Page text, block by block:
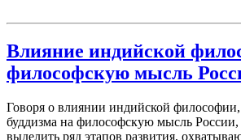
Влияние индийской
философскую мысль
Говоря о влиянии индийской философии,
буддизма на философскую мысль
выделить ряд этапов развития,